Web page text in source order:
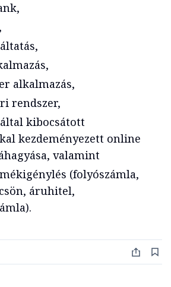
alkalmazás,
rendszer,
által kibocsátott
kezdeményezett online
valamint
(folyószámla,
áruhitel,